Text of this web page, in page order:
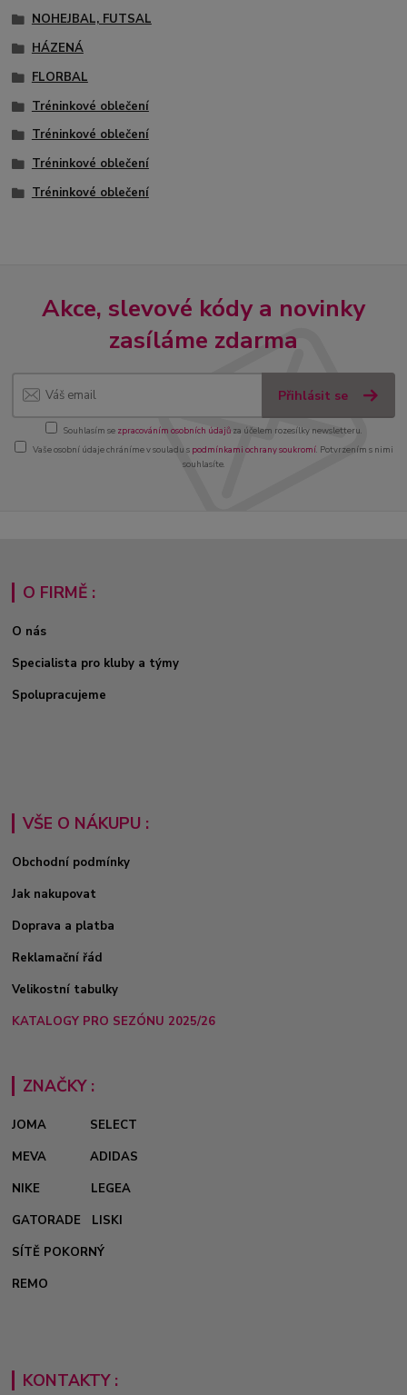
NOHEJBAL, FUTSAL
HÁZENÁ
FLORBAL
Tréninkové oblečení
Tréninkové oblečení
Tréninkové oblečení
Tréninkové oblečení
Akce, slevové kódy a novinky
zasíláme zdarma
Přihlásit se
Souhlasím se zpracováním osobních údajůza účelem rozesílky newsletteru.
Vaše osobní údaje chráníme v souladu s podmínkami ochrany soukromí. Potvrzením s nimi
souhlasíte.
O FIRMĚ :
O nás
Specialista pro kluby a týmy
Spolupracujeme
VŠE O NÁKUPU :
Obchodní podmínky
Jak nakupovat
Doprava a platba
Reklamační řád
Velikostní tabulky
KATALOGY PRO SEZÓNU 2025/26
ZNAČKY :
JOMA
SELECT
MEVA
ADIDAS
NIKE
LEGEA
GATORADE
LISKI
SÍTĚ POKORNÝ
REMO
KONTAKTY :